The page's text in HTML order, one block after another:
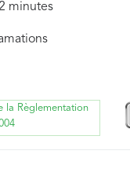
minutes
la Règlementation